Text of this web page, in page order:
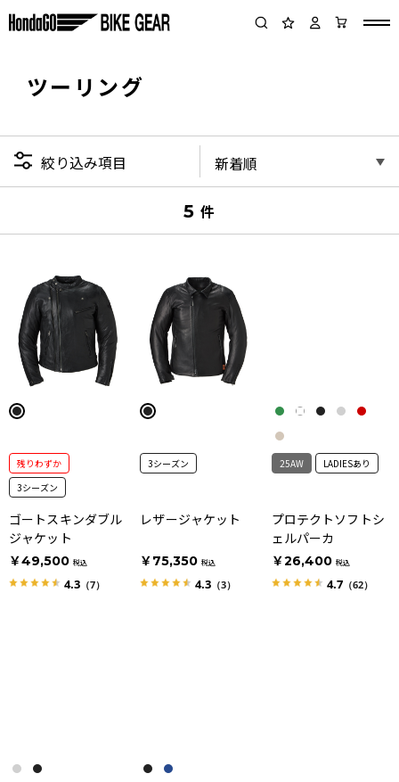
ツーリング
絞り込み項目
5 件
残りわずか
3シーズン
ゴートスキンダブル
ジャケット
￥49,500 税込
4.3 （7）
3シーズン
レザージャケット
￥75,350 税込
4.3 （3）
25AW LADIESあり
プロテクトソフトシ
ェルパーカ
￥26,400 税込
4.7（62）